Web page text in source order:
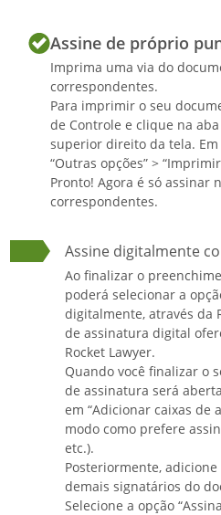
Assine de próprio
Imprima uma via do
correspondentes.
Para imprimir o seu
de Controle e clique na aba
superior direito da tela. Em
“Outras opções” >
Pronto! Agora é só assinar
correspondentes.
Assine digitalmente
Ao finalizar o
poderá selecionar a
digitalmente, através da
de assinatura digital
Rocket Lawyer.
Quando você finalizar o
de assinatura será
em “Adicionar caixas de
modo como prefere
etc.).
Posteriormente,
demais signatários do
Selecione a opção